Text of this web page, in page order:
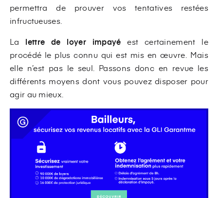
permettra de prouver vos tentatives restées
infructueuses.
La lettre de loyer impayé est certainement le
procédé le plus connu qui est mis en œuvre. Mais
elle n’est pas le seul. Passons donc en revue les
différents moyens dont vous pouvez disposer pour
agir au mieux.